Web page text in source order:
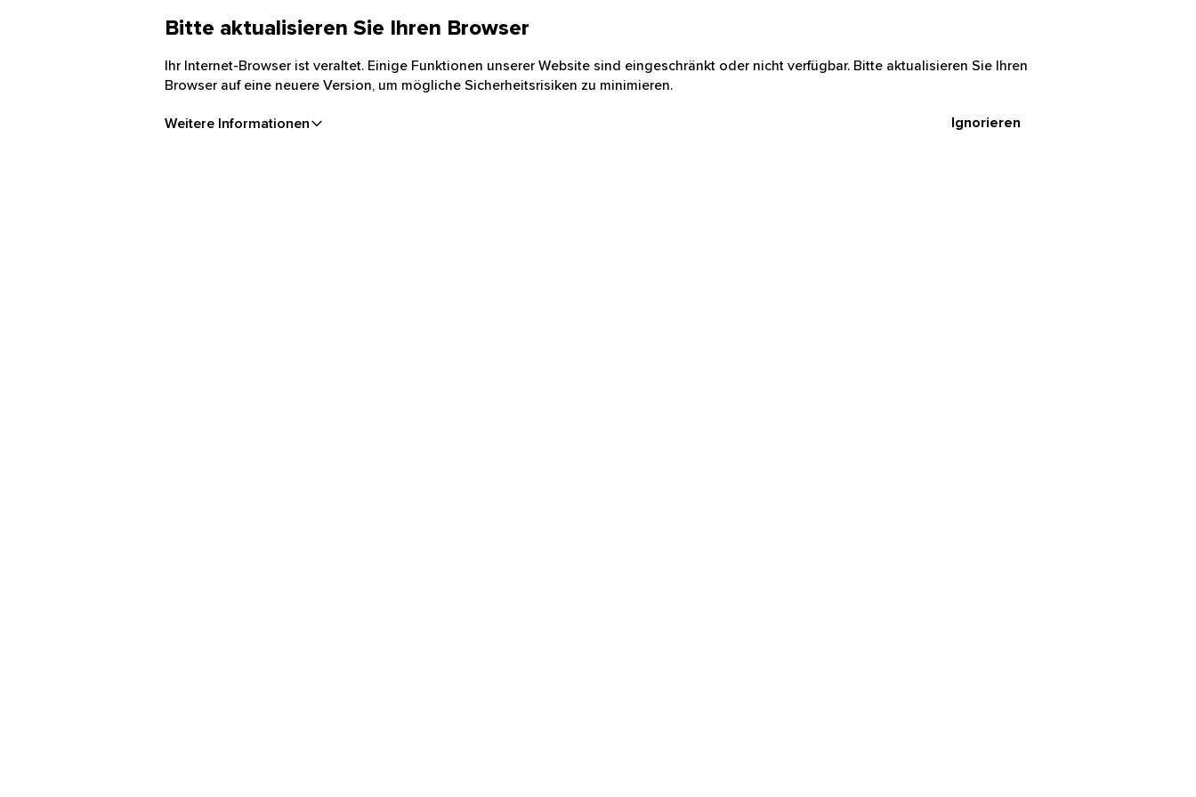
Bitte aktualisieren Sie Ihren Browser
Ihr Internet-Browser ist veraltet. Einige Funktionen unserer Website sind eingeschränkt oder nicht verfügbar. Bitte aktualisieren Sie Ihren
Browser auf eine neuere Version, um mögliche Sicherheitsrisiken zu minimieren.
Weitere Informationen Ignorieren